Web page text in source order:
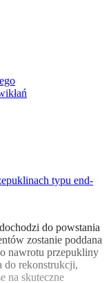
typu end-
do powstania
zostanie poddana
nawrotu przepukliny
do rekonstrukcji,
na skuteczne